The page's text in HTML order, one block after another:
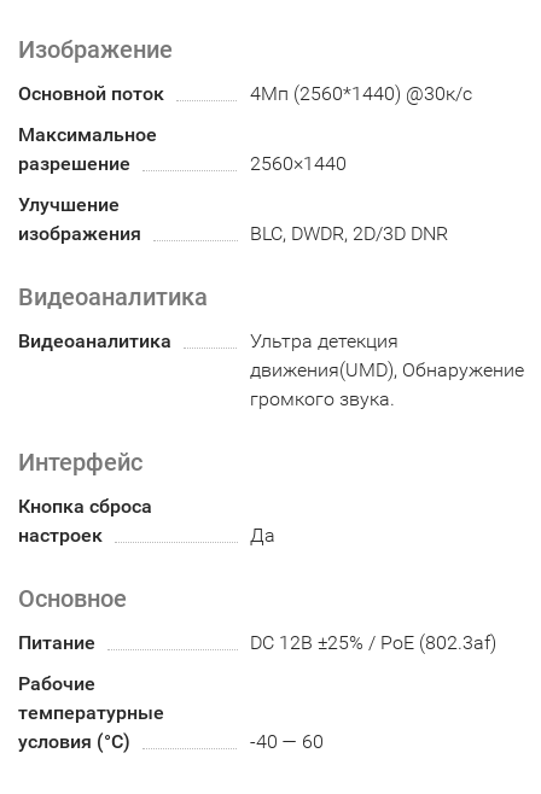
Изображение
Основной поток
4Мп (2560*1440) @30к/с
Максимальное
разрешение
2560×1440
Улучшение
изображения
BLC, DWDR, 2D/3D DNR
Видеоаналитика
Видеоаналитика
Ультра детекция
движения(UMD), Обнаружение
громкого звука.
Интерфейс
Кнопка сброса
настроек
Да
Основное
Питание
DC 12В ±25% / PoE (802.3af)
Рабочие
температурные
условия (°С)
-40 — 60